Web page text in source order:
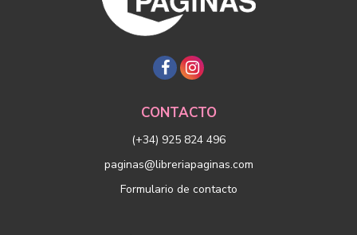
CONTACTO
(+34) 925 824 496
paginas@libreriapaginas.com
Formulario de contacto